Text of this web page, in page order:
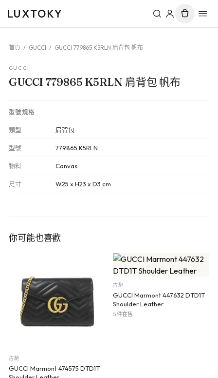
LUXTOKY
首頁 / GUCCI / GUCCI 779865 K5RLN 肩背包 帆布
GUCCI
GUCCI 779865 K5RLN 肩背包 帆布
型號規格
類型 肩背包
型號 779865 K5RLN
物料 Canvas
尺寸 W25 x H23 x D3 cm
你可能也喜歡
古馳
GUCCI Marmont 474575 DTD1T
古馳
GUCCI Marmont 447632 DTD1T
Shoulder Leather
5 件在售